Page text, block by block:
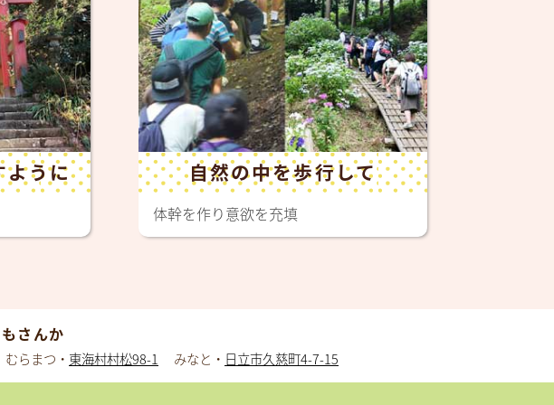
ように 自然の中を歩行して
体幹を作り意欲を充填
さんか
むらまつ・ 東海村村松98-1 みなと・ 日立市久慈町4-7-15